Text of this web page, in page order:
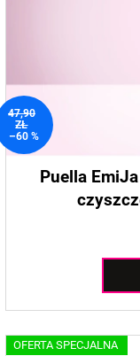
47,90
ZŁ
–60 %
Puella
OFERTA SPECJALNA